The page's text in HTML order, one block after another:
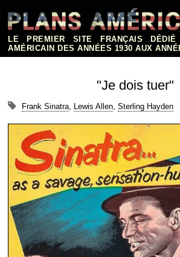
contenu
LE PREMIER SITE FRANÇAIS
AMÉRICAIN DES ANNÉES 1930 AUX
"Je dois tuer"
Frank Sinatra, Lewis Allen, Sterling Hayden